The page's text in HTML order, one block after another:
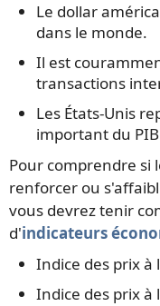
Le dollar
dans le monde.
Il est
transactions
Les États-Unis
important du
Pour comprendre si
renforcer ou
vous devrez tenir
d'indicateurs
Indice des prix à
Indice des prix à